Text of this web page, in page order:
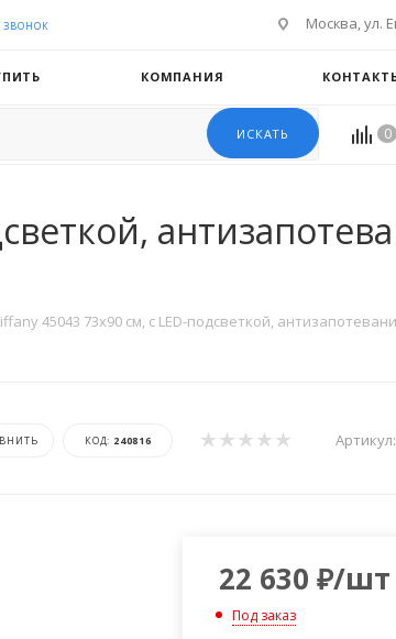
ЗВОНОК Москва, ул.
КОМПАНИЯ
ИСКАТЬ 0
45043 73x90 см, с LED-подсветкой,
КОД: 240816 Артикул:
22 630 ₽/шт
Под заказ